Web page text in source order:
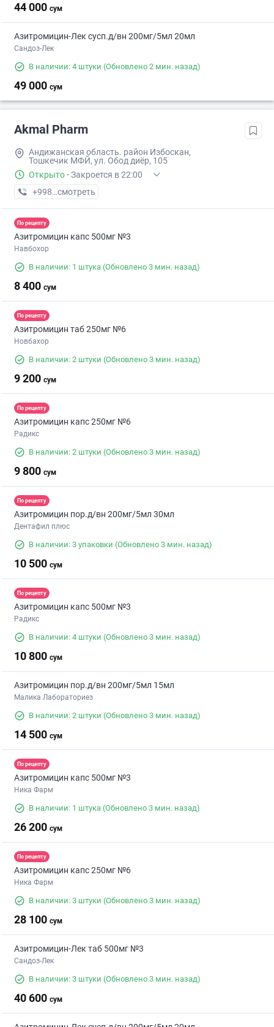
44 000 сум
Азитромицин-Лек сусп.д/вн 200мг/5мл 20мл
Сандоз-Лек
В наличии: 4 штуки (Обновлено 2 мин. назад)
49 000 сум
Akmal Pharm
Андижанская область. район Избоскан,
Тошкечик МФЙ, ул. Обод диёр, 105
Открыто · Закроется в 22:00
+998 (88) XXX-XX-XX
смотреть
По рецепту
Азитромицин капс 500мг №3
Навбохор
В наличии: 1 штука (Обновлено 3 мин. назад)
8 400 сум
По рецепту
Азитромицин таб 250мг №6
Новбахор
В наличии: 2 штуки (Обновлено 3 мин. назад)
9 200 сум
По рецепту
Азитромицин капс 250мг №6
Радикс
В наличии: 2 штуки (Обновлено 3 мин. назад)
9 800 сум
По рецепту
Азитромицин пор.д/вн 200мг/5мл 30мл
Дентафил плюс
В наличии: 3 упаковки (Обновлено 3 мин. назад)
10 500 сум
По рецепту
Азитромицин капс 500мг №3
Радикс
В наличии: 4 штуки (Обновлено 3 мин. назад)
10 800 сум
Азитромицин пор.д/вн 200мг/5мл 15мл
Малика Лабораториез
В наличии: 2 штуки (Обновлено 3 мин. назад)
14 500 сум
По рецепту
Азитромицин капс 500мг №3
Ника Фарм
В наличии: 1 штука (Обновлено 3 мин. назад)
26 200 сум
По рецепту
Азитромицин капс 250мг №6
Ника Фарм
В наличии: 3 штуки (Обновлено 3 мин. назад)
28 100 сум
Азитромицин-Лек таб 500мг №3
Сандоз-Лек
В наличии: 3 штуки (Обновлено 3 мин. назад)
40 600 сум